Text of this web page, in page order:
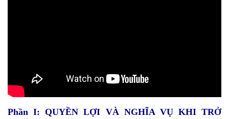
Phần I: QUYỀN LỢI VÀ NGHĨA VỤ KHI TRỞ